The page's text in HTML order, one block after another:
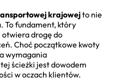
krajowejto nie
To fundament, który
otwiera drogę do
Choć początkowe kwoty
wymagania
ścieżki jest dowodem
w oczach klientów.